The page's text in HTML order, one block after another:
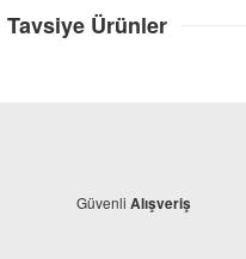
Tavsiye Ürünler
Güvenli Alışveriş